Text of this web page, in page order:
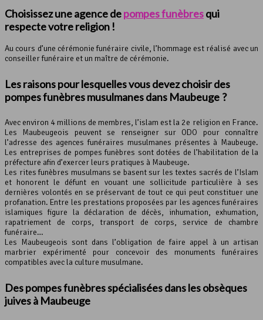
Choisissez une agence depompes funèbresqui
respecte votre religion !
Au cours d’une cérémonie funéraire civile, l’hommage est réalisé avec un
conseiller funéraire et un maître de cérémonie.
Les raisons pour lesquelles vous devez choisir des
pompes funèbresmusulmanes dans Maubeuge ?
Avec environ 4 millions de membres, l’islam est la 2e religion en France.
Les Maubeugeois peuvent se renseigner sur ODO pour connaître
l’adresse des agences funéraires musulmanes présentes à Maubeuge.
Les entreprises de pompes funèbres sont dotées de l’habilitation de la
préfecture afin d’exercer leurs pratiques à Maubeuge.
Les rites funèbres musulmans se basent sur les textes sacrés de l’Islam
et honorent le défunt en vouant une sollicitude particulière à ses
dernières volontés en se préservant de tout ce qui peut constituer une
profanation. Entre les prestations proposées par les agences funéraires
islamiques figure la déclaration de décès, inhumation, exhumation,
rapatriement de corps, transport de corps, service de chambre
funéraire…
Les Maubeugeois sont dans l’obligation de faire appel à un artisan
marbrier expérimenté pour concevoir des monuments funéraires
compatibles avec la culture musulmane.
Des pompes funèbres spécialisées dans les obsèques
juives à Maubeuge